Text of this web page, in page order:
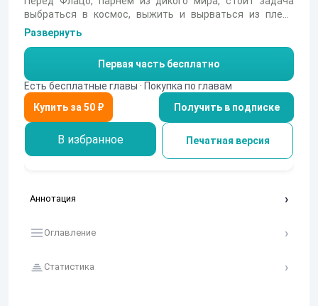
выбраться в космос, выжить и вырваться из плена
пиратов, выжить в тылу захваченных миров безумного
ИИ и добраться до своего симбионта. Удастся ли ему
пройти этот путь и не потерять никого из близких?
Развернуть
Первая часть бесплатно
Есть бесплатные главы · Покупка по главам
Получить в подписке
В избранное Печатная версия
Аннотация
Оглавление
Статистика